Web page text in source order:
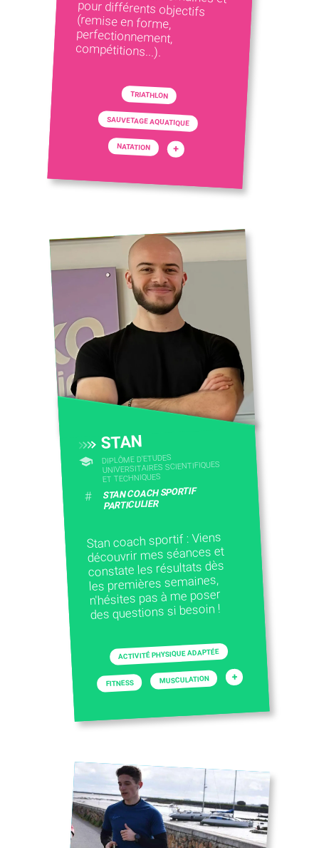
compétitions...).
TRIATHLON
SAUVETAGE AQUATIQUE
NATATION +
STAN
DIPLÔME D'ETUDES
UNIVERSITAIRES SCIENTIFIQUES
ET TECHNIQUES
# STAN COACH SPORTIF
PARTICULIER
Stan coach sportif : Viens
découvrir mes séances et
constate les résultats dès
les premières semaines,
n'hésites pas à me poser
des questions si besoin !
ACTIVITÉ PHYSIQUE ADAPTÉE
FITNESS MUSCULATION +